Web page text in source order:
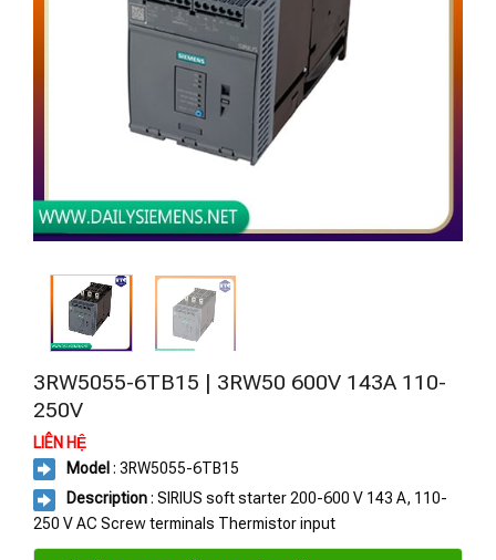
3RW5055-6TB15 | 3RW50 600V 143A 110-
250V
LIÊN HỆ
Model : 3RW5055-6TB15
Description: SIRIUS soft starter 200-600 V 143 A, 110-
250 V AC Screw terminals Thermistor input